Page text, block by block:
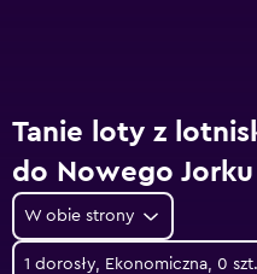
Tanie loty z
do Nowego Jorku
W obie strony
1 dorosły, Ekonomiczna, 0